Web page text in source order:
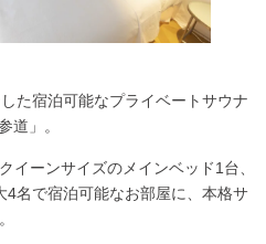
た宿泊可能なプライベートサウナ
道」。
イーンサイズのメインベッド1台、
4名で宿泊可能なお部屋に、本格サ